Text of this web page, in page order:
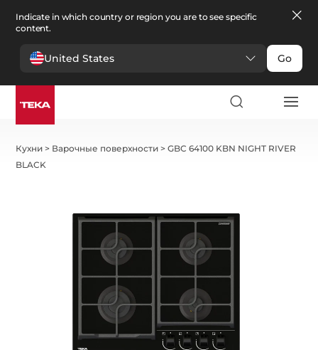
Indicate in which country or region you are to see specific
content.
United States Go
Кухни > Варочные поверхности >GBC 64100 KBN NIGHT RIVER
BLACK